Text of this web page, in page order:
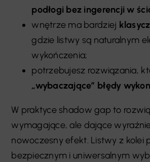
podłogi bez ingerencji w
wnętrze ma bardziej
gdzie listwy są naturalnym
wykończenia;
potrzebujesz rozwiązania,
„wybaczające” błędy
W praktyce shadow gap to
wymagające, ale dające
nowoczesny efekt. Listwy z kolei
bezpiecznym i uniwersalnym